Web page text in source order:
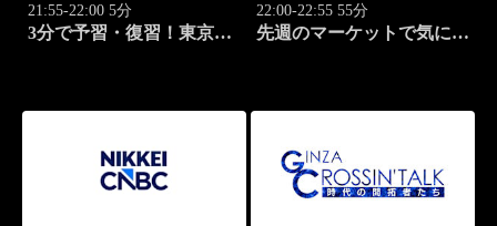
21:55-22:00 5分
3分で予習・復習！東京市
22:00-22:55 55分
先週のマーケットで気にな